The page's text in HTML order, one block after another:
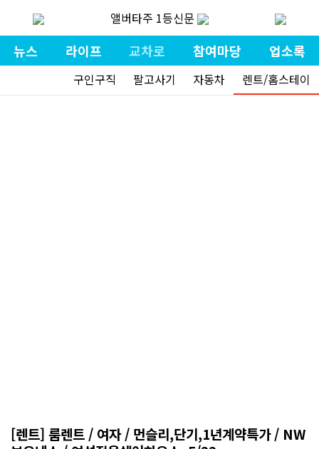
앨버타주 1등신문
뉴스 라이프 교차로 참여마당 업소록
구인구직 팔고사기 자동차 렌트/홈스테이
[렌트] 룸렌트 / 여자 / 먼슬리,단기,1년계약특가 / NW